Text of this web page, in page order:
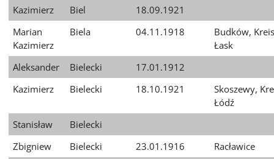
Kazimierz Biel
18.09.1921
Marian
Kazimierz
Biela 04.11.1918
Budków, Kreis
Łask
Aleksander
Bielecki
17.01.1912
Kazimierz
Bielecki 18.10.1921
Skoszewy,
Łódź
Stanisław
Bielecki
Zbigniew
Bielecki 23.01.1916
Racławice